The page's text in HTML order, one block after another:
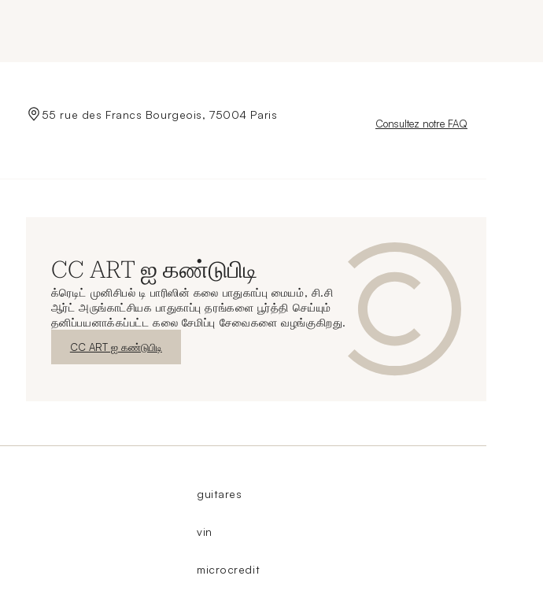
55 rue des Francs Bourgeois, 75004 Paris
Nouvelle fenêtre
Consultez notre FAQ
CC ART ஐ கண்டுபிடி
க்ரெடிட் முனிசிபல் டி பாரிஸின் கலை பாதுகாப்பு மையம், சி.சி
ஆர்ட் அருங்காட்சியக பாதுகாப்பு தரங்களை பூர்த்தி செய்யும்
தனிப்பயனாக்கப்பட்ட கலை சேமிப்பு சேவைகளை வழங்குகிறது.
புதிய சாளரம்
CC ART ஐ கண்டுபிடி
guitares
vin
microcredit